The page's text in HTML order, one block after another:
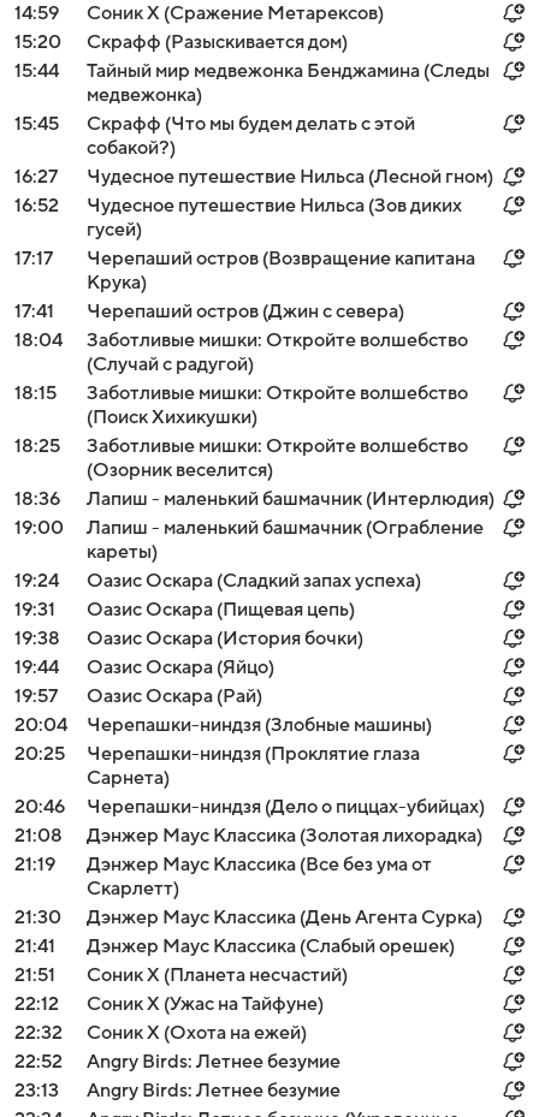
14:59
Соник Х (Сражение Метарексов)
15:20
Скрафф (Разыскивается дом)
15:44
Тайный мир медвежонка Бенджамина (Следы
медвежонка)
15:45
Скрафф (Что мы будем делать с этой
собакой?)
16:27
Чудесное путешествие Нильса (Лесной гном)
16:52
Чудесное путешествие Нильса (Зов диких
гусей)
17:17
Черепаший остров (Возвращение капитана
Крука)
17:41
Черепаший остров (Джин с севера)
18:04
Заботливые мишки: Откройте волшебство
(Случай с радугой)
18:15
Заботливые мишки: Откройте волшебство
(Поиск Хихикушки)
18:25
Заботливые мишки: Откройте волшебство
(Озорник веселится)
18:36
Лапиш - маленький башмачник (Интерлюдия)
19:00
Лапиш - маленький башмачник (Ограбление
кареты)
19:24
Оазис Оскара (Сладкий запах успеха)
19:31
Оазис Оскара (Пищевая цепь)
19:38
Оазис Оскара (История бочки)
19:44
Оазис Оскара (Яйцо)
19:57
Оазис Оскара (Рай)
20:04
Черепашки-ниндзя (Злобные машины)
20:25
Черепашки-ниндзя (Проклятие глаза
Сарнета)
20:46
Черепашки-ниндзя (Дело о пиццах-убийцах)
21:08
Дэнжер Маус Классика (Золотая лихорадка)
21:19
Дэнжер Маус Классика (Все без ума от
Скарлетт)
21:30
Дэнжер Маус Классика (День Агента Сурка)
21:41
Дэнжер Маус Классика (Слабый орешек)
21:51
Соник Х (Планета несчастий)
22:12
Соник Х (Ужас на Тайфуне)
22:32
Соник Х (Охота на ежей)
22:52
Angry Birds: Летнее безумие
23:13
Angry Birds: Летнее безумие